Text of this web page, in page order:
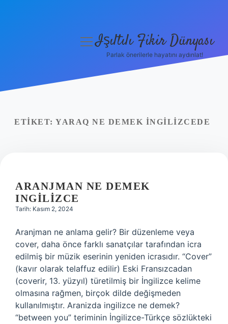
Yasal Uyarı
menüyüIşıltılı Fikir Dünyası
Parlak önerilerle hayatını aydınlat!
ETIKET: YARAQ NE DEMEK INGILIZCEDE
ARANJMAN NE DEMEK
INGILIZCE
Tarih: Kasım 2, 2024
Aranjman ne anlama gelir? Bir düzenleme veya
cover, daha önce farklı sanatçılar tarafından icra
edilmiş bir müzik eserinin yeniden icrasıdır. “Cover”
(kavır olarak telaffuz edilir) Eski Fransızcadan
(coverir, 13. yüzyıl) türetilmiş bir İngilizce kelime
olmasına rağmen, birçok dilde değişmeden
kullanılmıştır. Aranizda ingilizce ne demek?
“between you” teriminin İngilizce-Türkçe sözlükteki